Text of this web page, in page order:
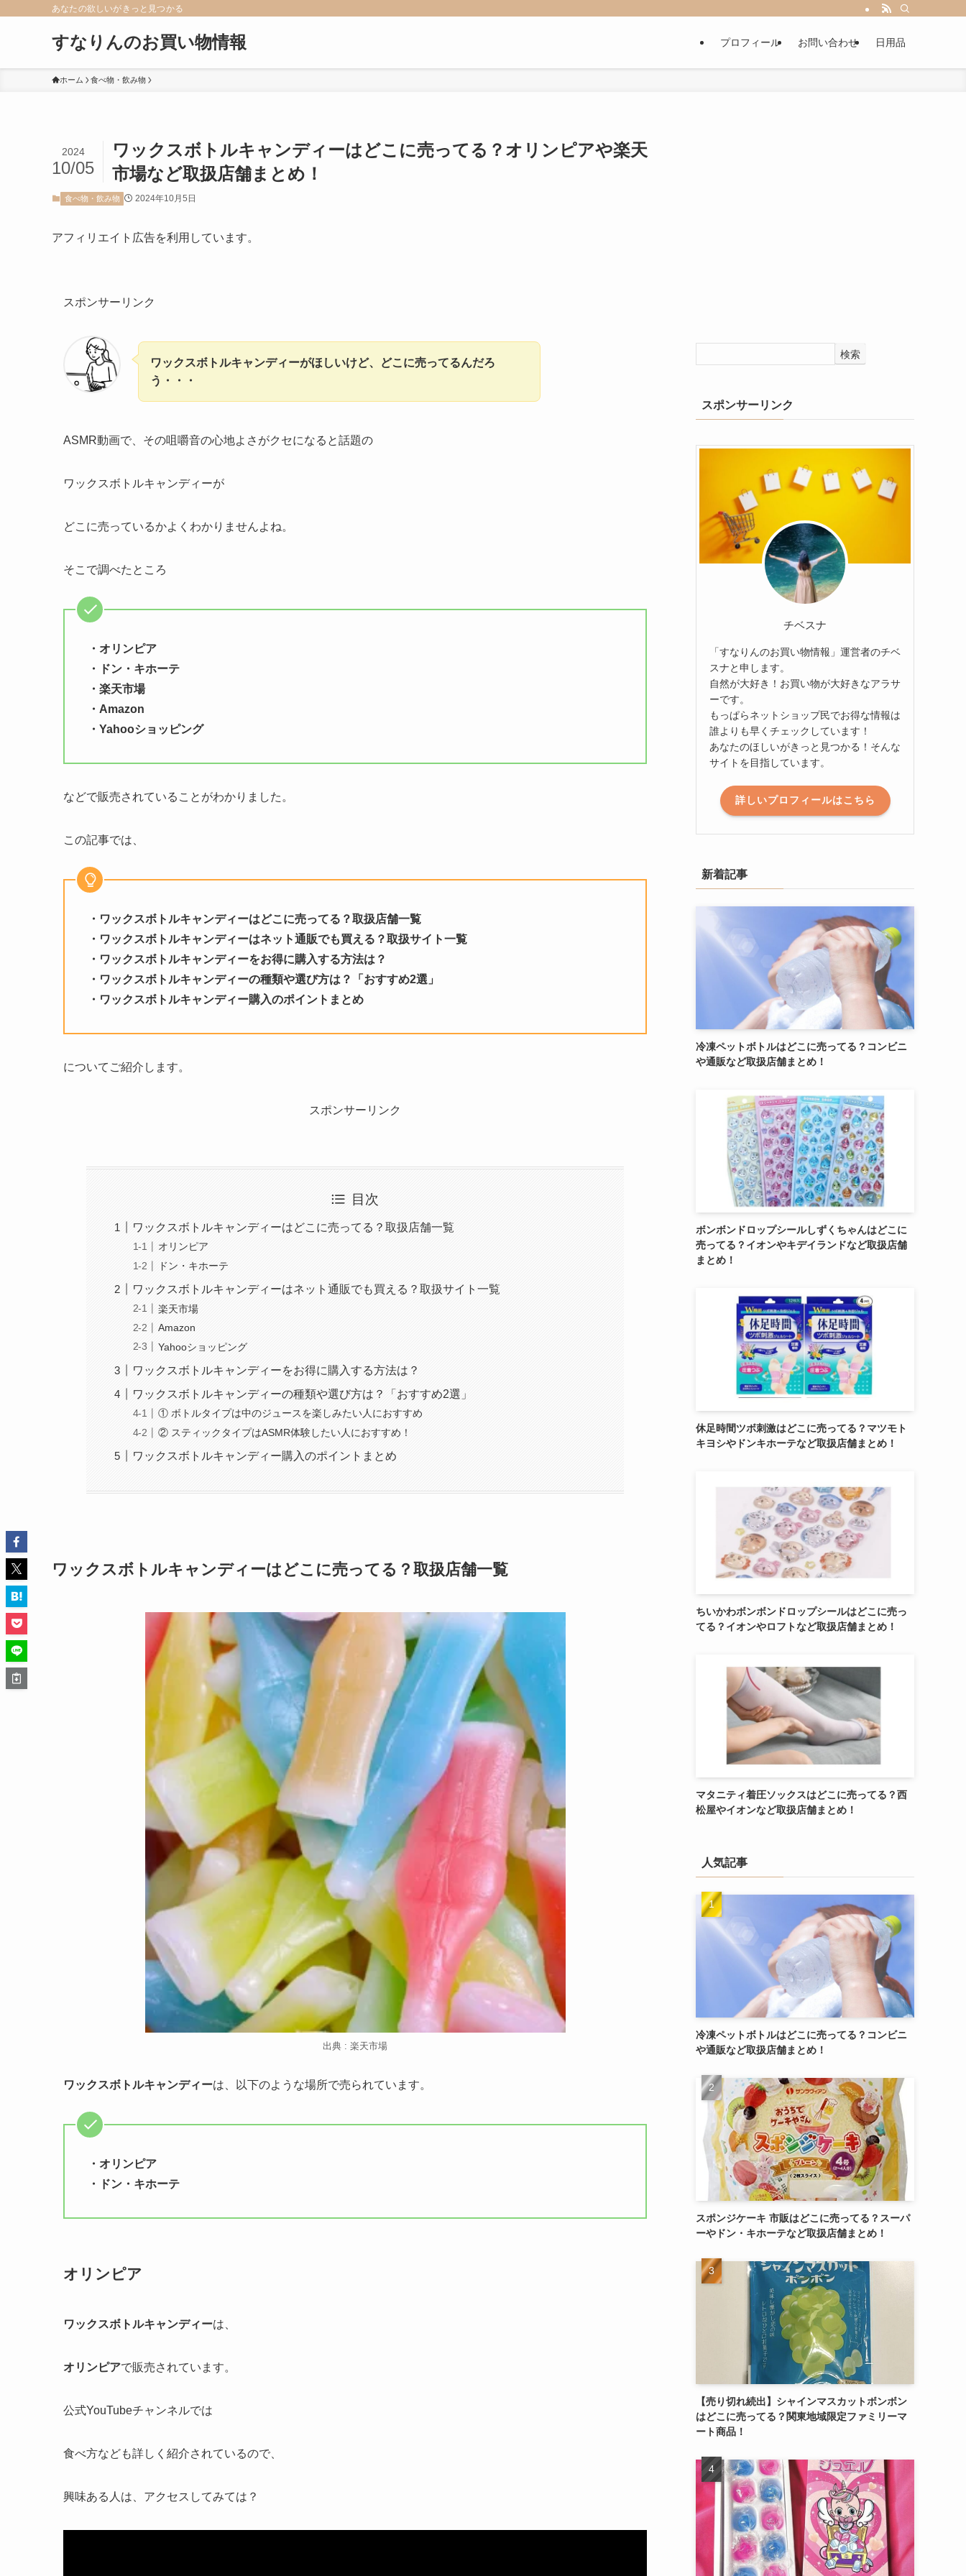
あなたの欲しいがきっと見つかる
すなりんのお買い物情報 プロフィール お問い合わせ 日用品
ホーム 食べ物・飲み物
ワックスボトルキャンディーはどこに売ってる？オリンピアや楽天
市場など取扱店舗まとめ！
2024
10/05
食べ物・飲み物 2024年10月5日
アフィリエイト広告を利用しています。
スポンサーリンク
ワックスボトルキャンディーがほしいけど、どこに売ってるんだろ
う・・・
ASMR動画で、その咀嚼音の心地よさがクセになると話題の
ワックスボトルキャンディーが
どこに売っているかよくわかりませんよね。
そこで調べたところ
・オリンピア
・ドン・キホーテ
・楽天市場
・Amazon
・Yahooショッピング
などで販売されていることがわかりました。
この記事では、
・ワックスボトルキャンディーはどこに売ってる？取扱店舗一覧
・ワックスボトルキャンディーはネット通販でも買える？取扱サイト一覧
・ワックスボトルキャンディーをお得に購入する方法は？
・ワックスボトルキャンディーの種類や選び方は？「おすすめ2選」
・ ワックスボトルキャンディー購入のポイントまとめ
についてご紹介します。
スポンサーリンク
目次
ワックスボトルキャンディーはどこに売ってる？取扱店舗一覧
オリンピア
ドン・キホーテ
ワックスボトルキャンディーはネット通販でも買える？取扱サイト一覧
楽天市場
Amazon
Yahooショッピング
ワックスボトルキャンディーをお得に購入する方法は？
ワックスボトルキャンディーの種類や選び方は？「おすすめ2選」
① ボトルタイプは中のジュースを楽しみたい人におすすめ
② スティックタイプはASMR体験したい人におすすめ！
ワックスボトルキャンディー購入のポイントまとめ
ワックスボトルキャンディーはどこに売ってる？取扱店舗一覧
出典 : 楽天市場
ワックスボトルキャンディーは、以下のような場所で売られています。
・オリンピア
・ドン・キホーテ
オリンピア
ワックスボトルキャンディーは、
オリンピアで販売されています。
公式YouTubeチャンネルでは
食べ方なども詳しく紹介されているので、
興味ある人は、アクセスしてみては？
検索
スポンサーリンク
チベスナ
「すなりんのお買い物情報」運営者のチベ
スナと申します。
自然が大好き！お買い物が大好きなアラサ
ーです。
もっぱらネットショップ民でお得な情報は
誰よりも早くチェックしています！
あなたのほしいがきっと見つかる！そんな
サイトを目指しています。
詳しいプロフィールはこちら
新着記事
冷凍ペットボトルはどこに売ってる？コンビニ
や通販など取扱店舗まとめ！
ボンボンドロップシールしずくちゃんはどこに
売ってる？イオンやキデイランドなど取扱店舗
まとめ！
休足時間ツボ刺激はどこに売ってる？マツモト
キヨシやドンキホーテなど取扱店舗まとめ！
ちいかわボンボンドロップシールはどこに売っ
てる？イオンやロフトなど取扱店舗まとめ！
マタニティ着圧ソックスはどこに売ってる？西
松屋やイオンなど取扱店舗まとめ！
人気記事
冷凍ペットボトルはどこに売ってる？コンビニ
や通販など取扱店舗まとめ！
スポンジケーキ 市販はどこに売ってる？スーパ
ーやドン・キホーテなど取扱店舗まとめ！
【売り切れ続出】シャインマスカットボンボン
はどこに売ってる？関東地域限定ファミリーマ
ート商品！